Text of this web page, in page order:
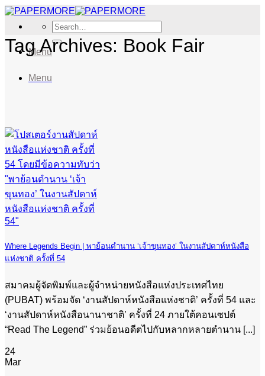
Skip
content
Search
for:
Menu
Menu
Tag Archives: Book Fair
Where Legends Begin | พาย้อนตำนาน ‘เจ้าขุนทอง’ ในงานสัปดาห์หนังสือ
แห่งชาติ ครั้งที่ 54
สมาคมผู้จัดพิมพ์และผู้จำหน่ายหนังสือแห่งประเทศไทย
(PUBAT) พร้อมจัด ‘งานสัปดาห์หนังสือแห่งชาติ’ ครั้งที่ 54 และ
‘งานสัปดาห์หนังสือนานาชาติ’ ครั้งที่ 24 ภายใต้คอนเซปต์
“Read The Legend” ร่วมย้อนอดีตไปกับหลากหลายตำนาน [...]
24
Mar